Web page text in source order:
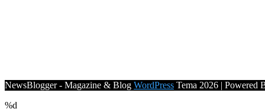
NewsBlogger - Magazine & Blog